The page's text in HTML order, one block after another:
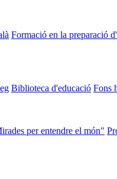
Formació en la preparació
Biblioteca d'educació Fons
per entendre el món"